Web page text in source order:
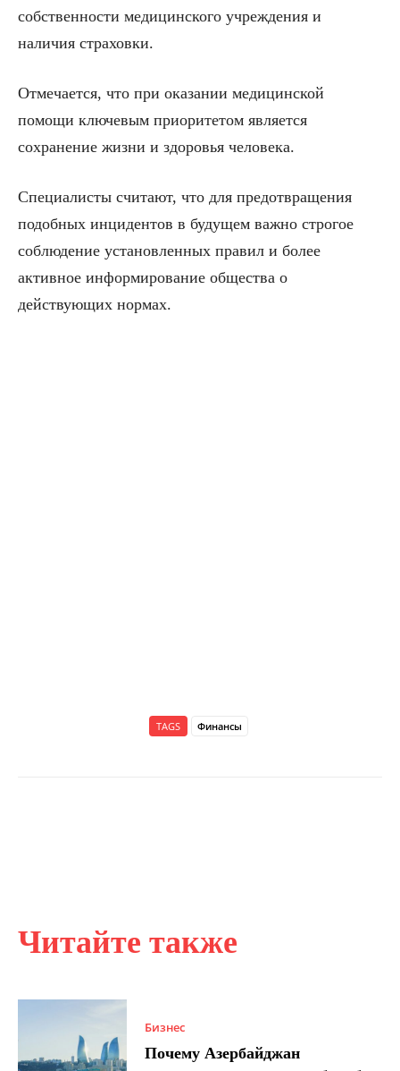
Читайте также
Бизнес
Почему Азербайджан
собственности медицинского учреждения и
наличия страховки.
Отмечается, что при оказании медицинской
помощи ключевым приоритетом является
сохранение жизни и здоровья человека.
Специалисты считают, что для предотвращения
подобных инцидентов в будущем важно строгое
соблюдение установленных правил и более
активное информирование общества о
действующих нормах.
TAGS Финансы